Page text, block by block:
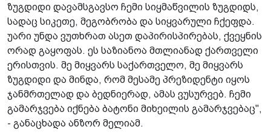
ზუგდიდი დავამსგავსო ჩემი სიყმაწვილის ზუგდიდს,
სადაც სიკეთე, მეგობრობა და სიყვარული ჩქეფდა.
უარი უნდა ვუთხრათ ასეთ დაპირისპირებას, ქვეყნის
ორად გაყოფას. ეს საზიანოა მთლიანად ქართველი
ერისთვის. მე მიყვარს საქართველო, მე მიყვარს
ზუგდიდი და მინდა, რომ მესამე პრეზიდენტი იყოს
ჯანმრთელად და ბედნიერად, ამას ვუსურვებ. ჩემი
გამარჯვება იქნება ბატონი მიხეილის გამარჯვებაც",
- განაცხადა ანზორ მელიამ.